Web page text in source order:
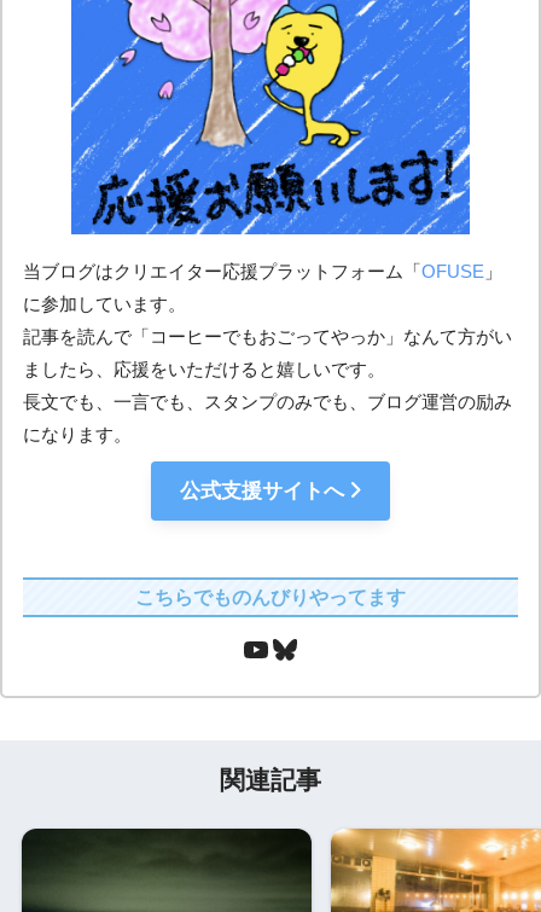
当ブログはクリエイター応援プラットフォーム「OFUSE 」
に参加しています。
記事を読んで「コーヒーでもおごってやっか」なんて方がい
ましたら、応援をいただけると嬉しいです。
長文でも、一言でも、スタンプのみでも、ブログ運営の励み
になります。
公式支援サイトへ
こちらでものんびりやってます
関連記事